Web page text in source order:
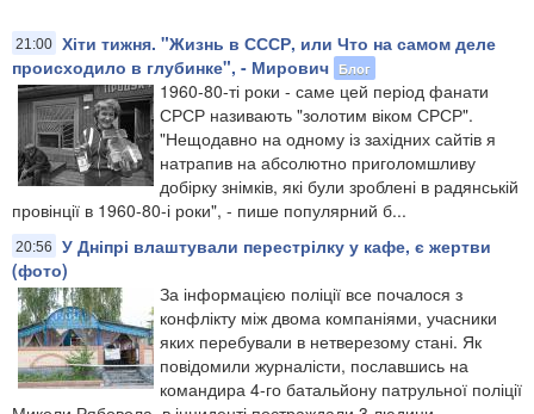
21:00 Хіти тижня. "Жизнь в СССР, или Что на самом деле
происходило в глубинке", - Мирович Блог
1960-80-ті роки - саме цей період фанати
СРСР називають "золотим віком СРСР".
"Нещодавно на одному із західних сайтів я
натрапив на абсолютно приголомшливу
добірку знімків, які були зроблені в радянській
провінції в 1960-80-і роки", - пише популярний б...
20:56
У Дніпрі влаштували перестрілку у кафе, є жертви
(фото)
За інформацією поліції все почалося з
конфлікту між двома компаніями, учасники
яких перебували в нетверезому стані. Як
повідомили журналісти, пославшись на
командира 4-го батальйону патрульної поліції